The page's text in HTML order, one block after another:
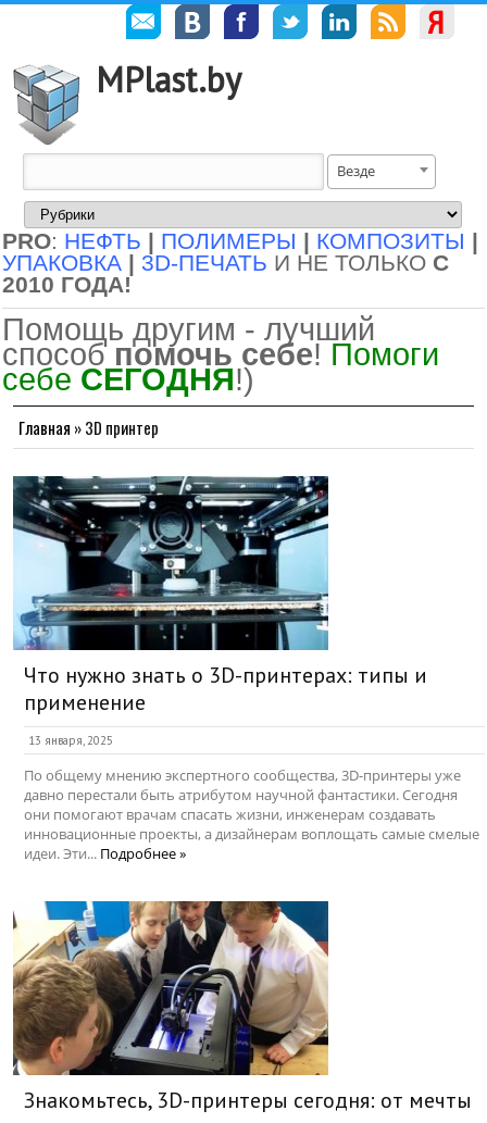
MPlast.by
Везде
PRO: НЕФТЬ | ПОЛИМЕРЫ | КОМПОЗИТЫ |
УПАКОВКА | 3D-ПЕЧАТЬ И НЕ ТОЛЬКО С
2010 ГОДА!
Помощь другим - лучший
способ помочь себе! Помоги
себе СЕГОДНЯ!)
Главная »3D принтер
Что нужно знать о 3D-принтерах: типы и
применение
13 января, 2025
По общему мнению экспертного сообщества, 3D-принтеры уже
давно перестали быть атрибутом научной фантастики. Сегодня
они помогают врачам спасать жизни, инженерам создавать
инновационные проекты, а дизайнерам воплощать самые смелые
идеи. Эти... Подробнее »
Знакомьтесь, 3D-принтеры сегодня: от мечты